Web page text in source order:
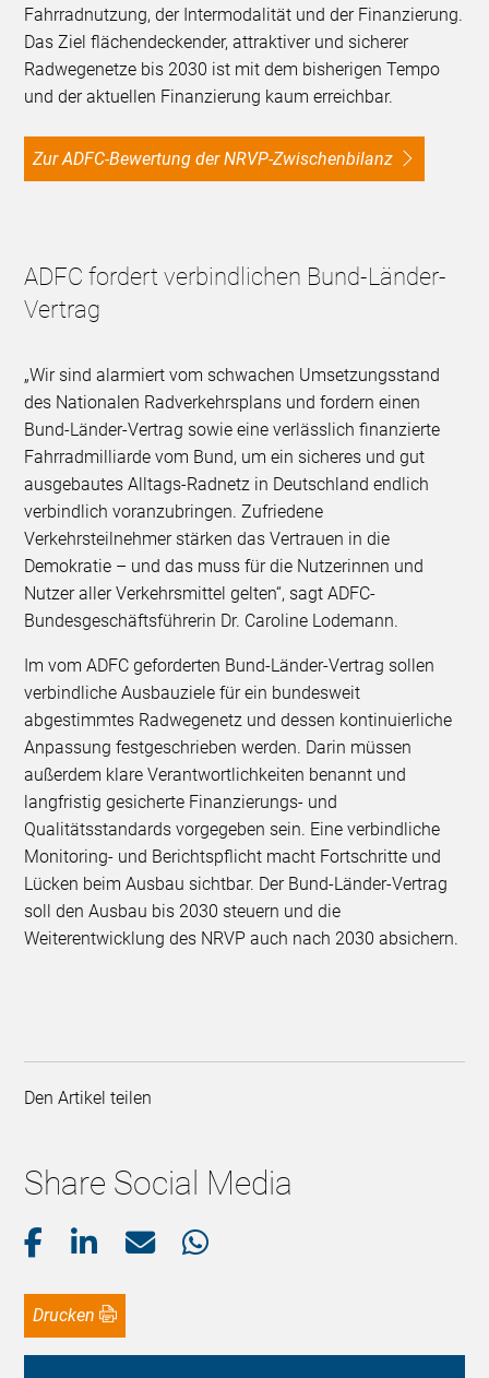
Fahrradnutzung, der Intermodalität und der Finanzierung.
Das Ziel flächendeckender, attraktiver und sicherer
Radwegenetze bis 2030 ist mit dem bisherigen Tempo
und der aktuellen Finanzierung kaum erreichbar.
Zur ADFC-Bewertung der NRVP-Zwischenbilanz
ADFC fordert verbindlichen Bund-Länder-
Vertrag
„Wir sind alarmiert vom schwachen Umsetzungsstand
des Nationalen Radverkehrsplans und fordern einen
Bund-Länder-Vertrag sowie eine verlässlich finanzierte
Fahrradmilliarde vom Bund, um ein sicheres und gut
ausgebautes Alltags-Radnetz in Deutschland endlich
verbindlich voranzubringen. Zufriedene
Verkehrsteilnehmer stärken das Vertrauen in die
Demokratie – und das muss für die Nutzerinnen und
Nutzer aller Verkehrsmittel gelten“, sagt ADFC-
Bundesgeschäftsführerin Dr. Caroline Lodemann.
Im vom ADFC geforderten Bund-Länder-Vertrag sollen
verbindliche Ausbauziele für ein bundesweit
abgestimmtes Radwegenetz und dessen kontinuierliche
Anpassung festgeschrieben werden. Darin müssen
außerdem klare Verantwortlichkeiten benannt und
langfristig gesicherte Finanzierungs- und
Qualitätsstandards vorgegeben sein. Eine verbindliche
Monitoring- und Berichtspflicht macht Fortschritte und
Lücken beim Ausbau sichtbar. Der Bund-Länder-Vertrag
soll den Ausbau bis 2030 steuern und die
Weiterentwicklung des NRVP auch nach 2030 absichern.
Den Artikel teilen
Share Social Media
Drucken